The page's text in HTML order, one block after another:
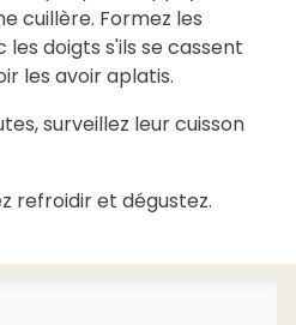
cuillère. Formez les
doigts s'ils se cassent
les avoir aplatis.
surveillez leur cuisson
refroidir et dégustez.